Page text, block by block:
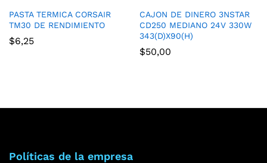
PASTA TERMICA CORSAIR
TM30 DE RENDIMIENTO
$6,25
CAJON DE DINERO 3NSTAR
CD250 MEDIANO 24V 330W
343(D)X90(H)
$50,00
Políticas de la empresa